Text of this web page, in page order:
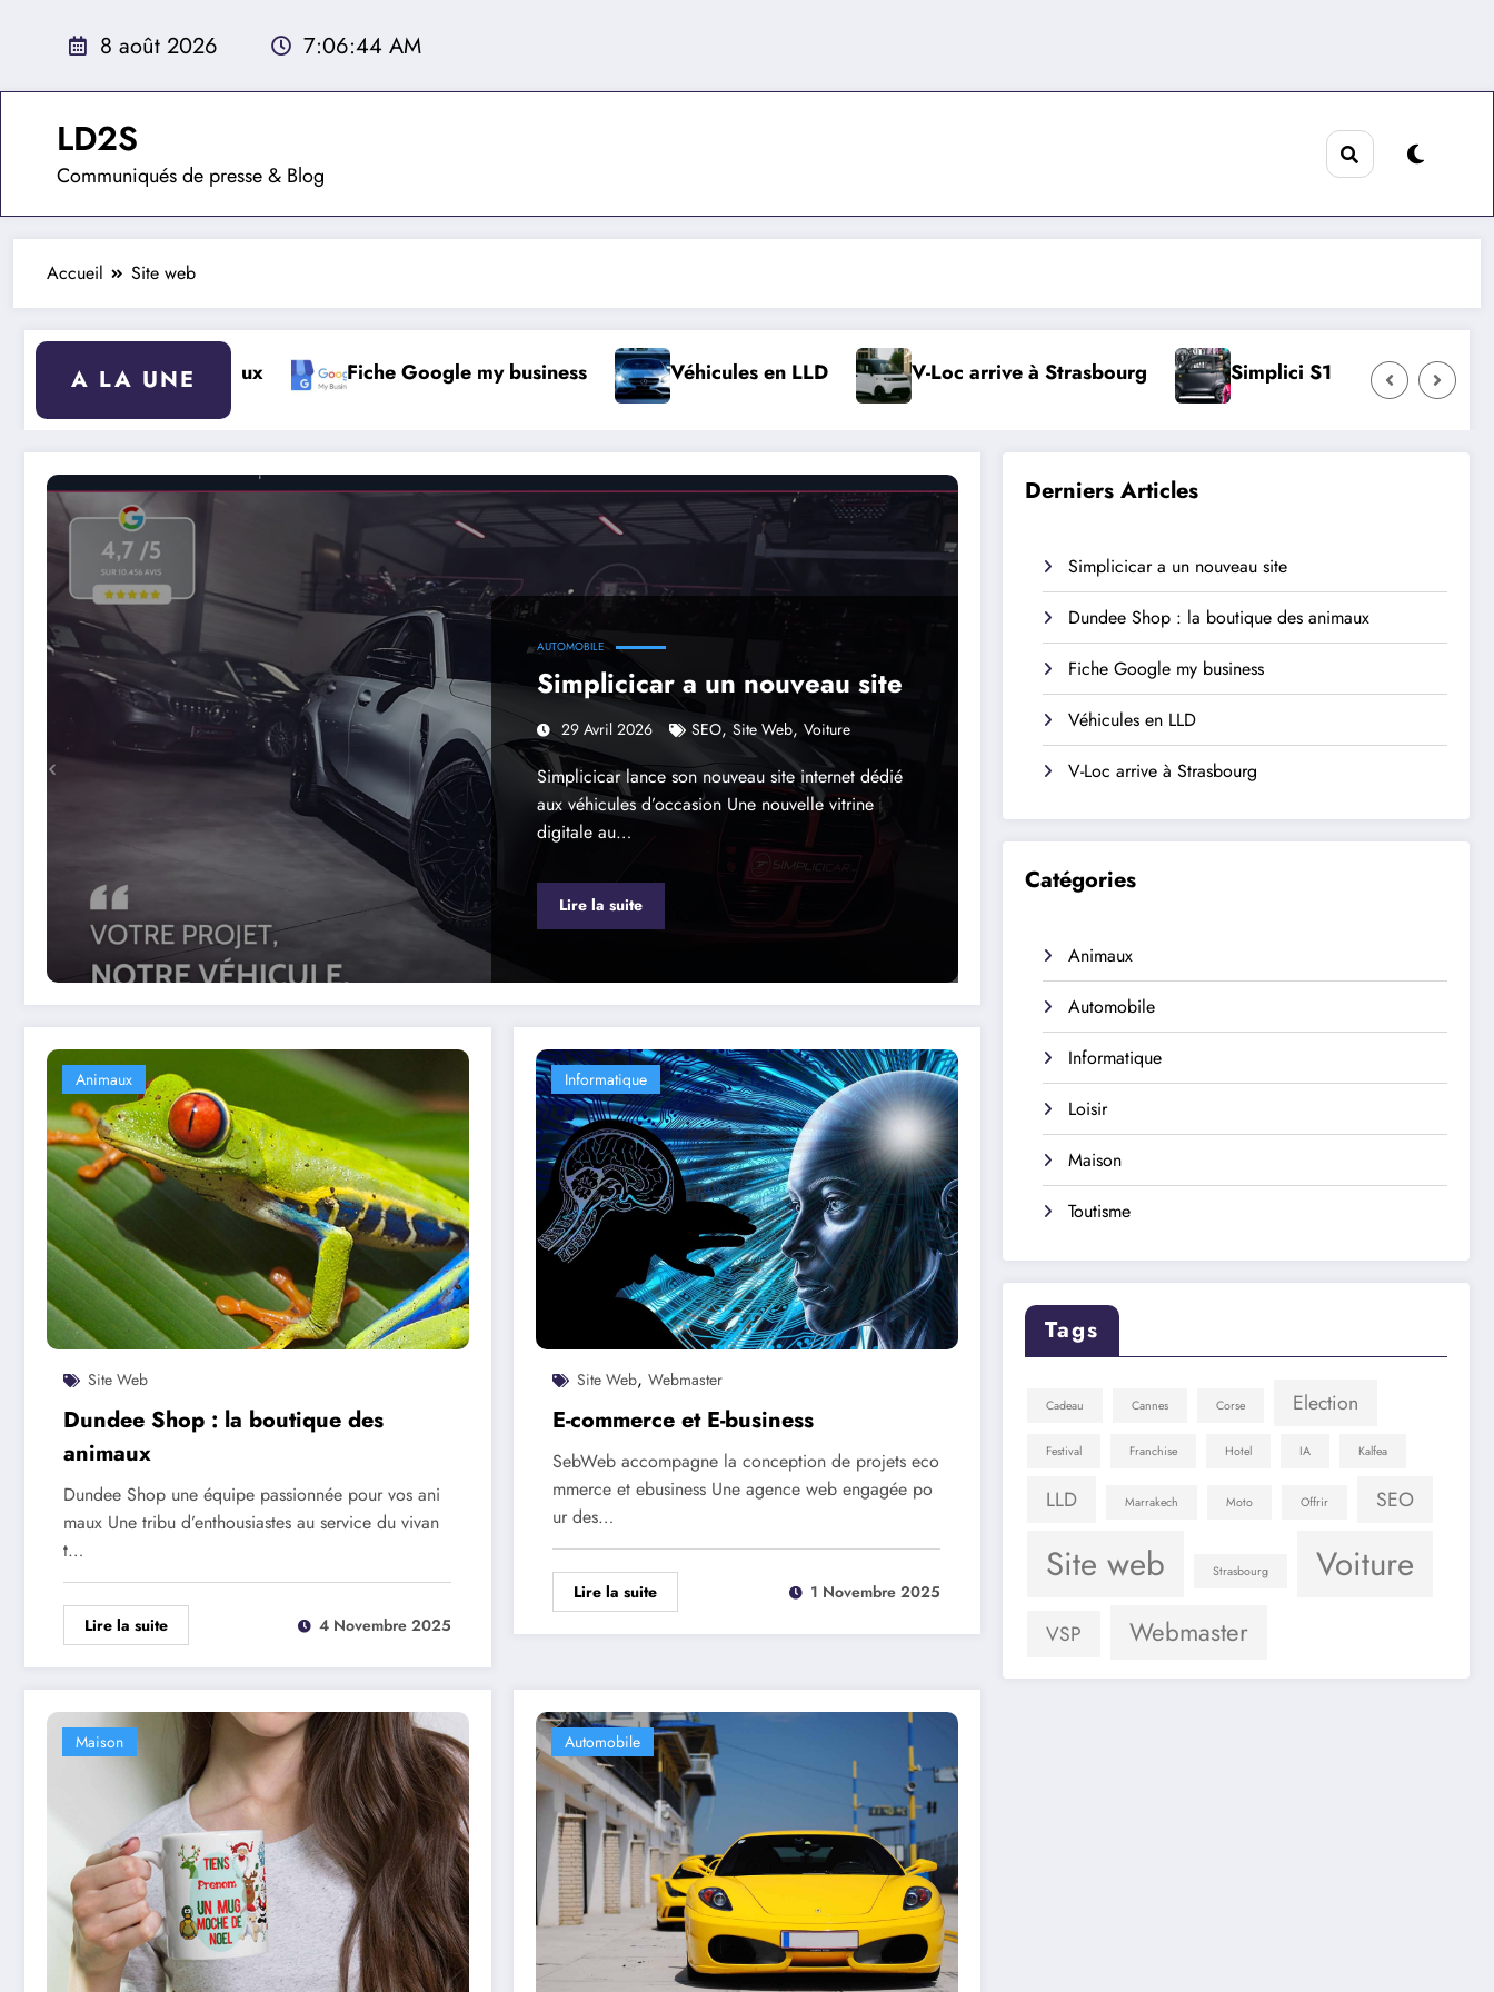
8 août 2026 7:06:45 AM
LD2S
Communiqués de presse & Blog
Accueil Site web
A LA UNE
des animaux Fiche Google my business Véhicules en LLD V-Loc arrive à Strasbourg Simplici S1 Lineshift AI
AUTOMOBILE
Simplicicar a un nouveau site
29 Avril 2026 SEO,Site Web, Voiture
Simplicicar lance son nouveau site internet dédié
aux véhicules d’occasion Une nouvelle vitrine
digitale au…
Lire la suite
Animaux
Site Web
Dundee Shop : la boutique des
animaux
Dundee Shop une équipe passionnée pour vos ani
maux Une tribu d’enthousiastes au service du vivan
t…
Lire la suite 4 Novembre 2025
Informatique
Site Web, Webmaster
E-commerce et E-business
SebWeb accompagne la conception de projets eco
mmerce et ebusiness Une agence web engagée po
ur des…
Lire la suite 1 Novembre 2025
Maison Automobile
Derniers Articles
Simplicicar a un nouveau site
Dundee Shop : la boutique des animaux
Fiche Google my business
Véhicules en LLD
V-Loc arrive à Strasbourg
Catégories
Animaux
Automobile
Informatique
Loisir
Maison
Toutisme
Tags
Cadeau Cannes Corse Election
Festival Franchise Hotel IA Kalfea
LLD Marrakech Moto Offrir SEO
Site web Strasbourg Voiture
VSP Webmaster